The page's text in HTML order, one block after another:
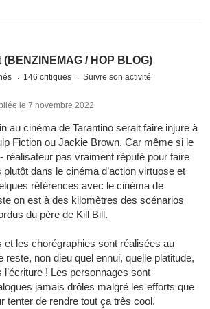
(BENZINEMAG / HOP BLOG)
146 critiques Suivre son activité
le 7 novembre 2022
au cinéma de Tarantino serait faire injure à
Fiction ou Jackie Brown. Car même si le
réalisateur pas vraiment réputé pour faire
dans le cinéma d’action virtuose et
références avec le cinéma de
on est à des kilomètres des scénarios
du père de Kill Bill.
les chorégraphies sont réalisées au
reste, non dieu quel ennui, quelle platitude,
! Les personnages sont
jamais drôles malgré les efforts que
tenter de rendre tout ça très cool.